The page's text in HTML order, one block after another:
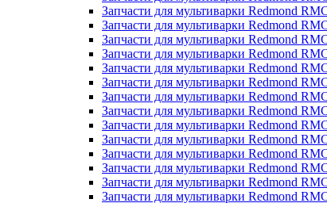
Запчасти для мультиварки Redmond
Запчасти для мультиварки Redmond
Запчасти для мультиварки Redmond
Запчасти для мультиварки Redmond
Запчасти для мультиварки Redmond
Запчасти для мультиварки Redmond
Запчасти для мультиварки Redmond
Запчасти для мультиварки Redmond
Запчасти для мультиварки Redmond
Запчасти для мультиварки Redmond
Запчасти для мультиварки Redmond
Запчасти для мультиварки Redmond
Запчасти для мультиварки Redmond
Запчасти для мультиварки Redmond